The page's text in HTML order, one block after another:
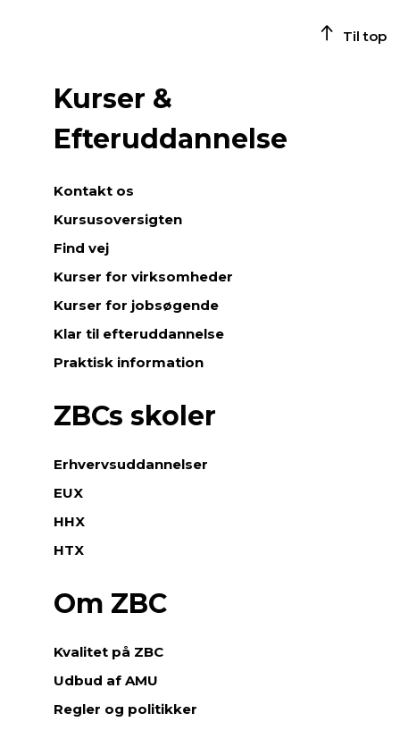
Til top
Kurser &
Efteruddannelse
Kontakt os
Kursusoversigten
Find vej
Kurser for virksomheder
Kurser for jobsøgende
Klar til efteruddannelse
Praktisk information
ZBCs skoler
Erhvervsuddannelser
EUX
HHX
HTX
Om ZBC
Kvalitet på ZBC
Udbud af AMU
Regler og politikker